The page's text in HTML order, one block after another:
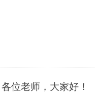
各位老师，大家好！